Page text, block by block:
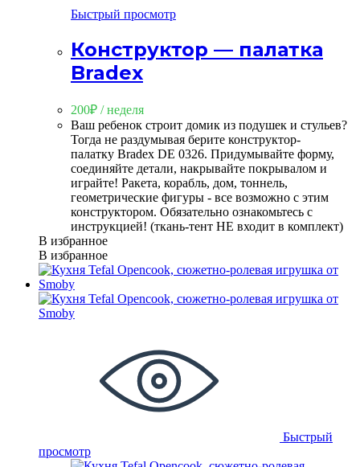
Быстрый просмотр
Конструктор — палатка
Bradex
200₽ / неделя
Ваш ребенок строит домик из подушек и стульев?
Тогда не раздумывая берите конструктор-
палатку Bradex DE 0326. Придумывайте форму,
соединяйте детали, накрывайте покрывалом и
играйте! Ракета, корабль, дом, тоннель,
геометрические фигуры - все возможно с этим
конструктором. Обязательно ознакомьтесь с
инструкцией! (ткань-тент НЕ входит в комплект)
В избранное
В избранное
Быстрый
просмотр